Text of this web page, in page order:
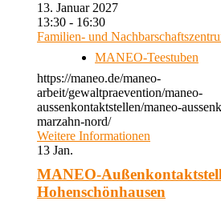
13. Januar 2027
13:30 - 16:30
Familien- und
MANEO-Teestuben
https://maneo.de/maneo-
arbeit/gewaltpraevention/maneo-
aussenkontaktstellen/maneo-
marzahn-nord/
Weitere Informationen
13 Jan.
MANEO-
Hohenschönhausen